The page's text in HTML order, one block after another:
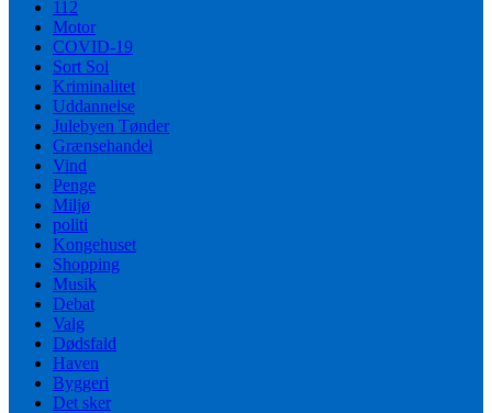
112
Motor
COVID-19
Sort Sol
Kriminalitet
Uddannelse
Julebyen Tønder
Grænsehandel
Vind
Penge
Miljø
politi
Kongehuset
Shopping
Musik
Debat
Valg
Dødsfald
Haven
Byggeri
Det sker